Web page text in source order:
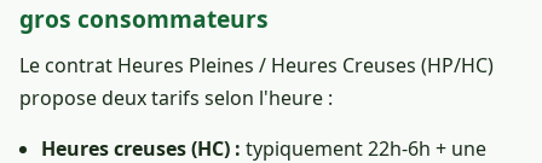
gros consommateurs
Le contrat Heures Pleines / Heures Creuses (HP/HC)
propose deux tarifs selon l'heure :
Heures creuses (HC) : typiquement 22h-6h + une